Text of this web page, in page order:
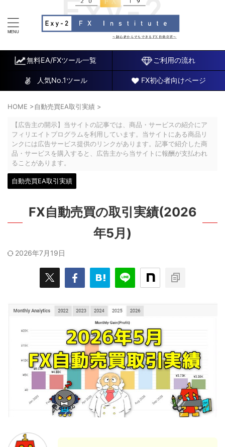
無料EA/FXツール一覧 ご利用の流れ
人気No.1ツール FX初心者向けページ
HOME >自動売買EA取引実績 >
【広告主の開示】当サイトの記事では、商品・サービスの紹介にア
フィリエイトプログラムを利用しています。当サイトにある商品リ
ンクには広告サービス提供のリンクがあります。記事で紹介した商
品・サービスを購入すると、広告主から当サイトに報酬が支払われ
ることがあります。
自動売買EA取引実績
FX自動売買の取引実績(2026
年5月)
2026年7月19日